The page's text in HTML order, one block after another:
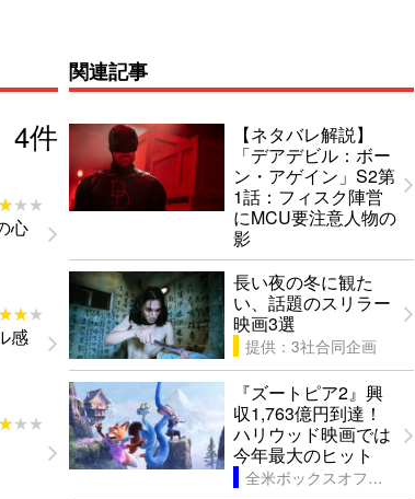
4件
心
感
関連記事
【ネタバレ解説】
「デアデビル：ボー
ン・アゲイン」S2第
1話：フィスク陣営
にMCU要注意人物の
影
長い夜の冬に観た
い、話題のスリラー
映画3選
提供：3社合同企画
『ズートピア2』興
収1,763億円到達！
ハリウッド映画では
今年最大のヒット
全米ボックスオフィス考